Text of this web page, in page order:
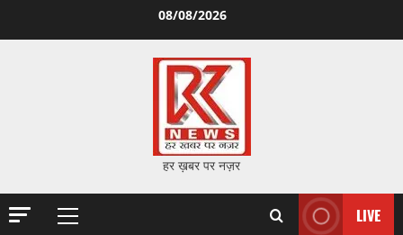
08/08/2026
हर ख़बर पर नज़र
Primary
LIVE